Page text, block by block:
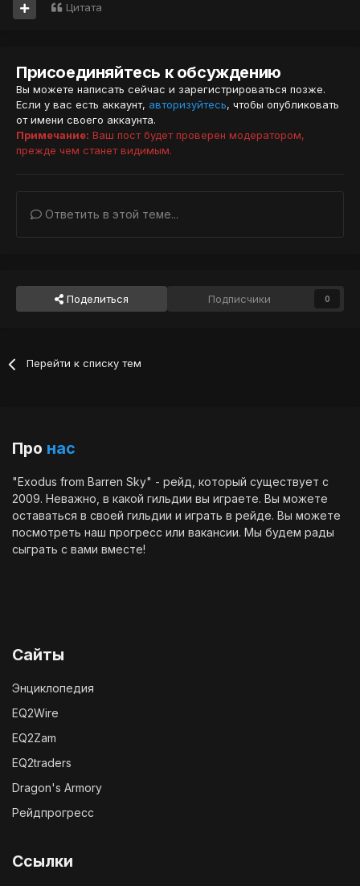
Цитата
Присоединяйтесь к обсуждению
Вы можете написать сейчас и зарегистрироваться позже.
Если у вас есть аккаунт, авторизуйтесь, чтобы опубликовать
от имени своего аккаунта.
Примечание: Ваш пост будет проверен модератором,
прежде чем станет видимым.
Ответить в этой теме...
Поделиться Подписчики 0
Перейти к списку тем
Про нас
"Exodus from Barren Sky" - рейд, который существует с
2009. Неважно, в какой гильдии вы играете. Вы можете
оставаться в своей гильдии и играть в рейде. Вы можете
посмотреть наш прогресс или вакансии. Мы будем рады
сыграть с вами вместе!
Сайты
Энциклопедия
EQ2Wire
EQ2Zam
EQ2traders
Dragon's Armory
Рейдпрогресс
Ссылки